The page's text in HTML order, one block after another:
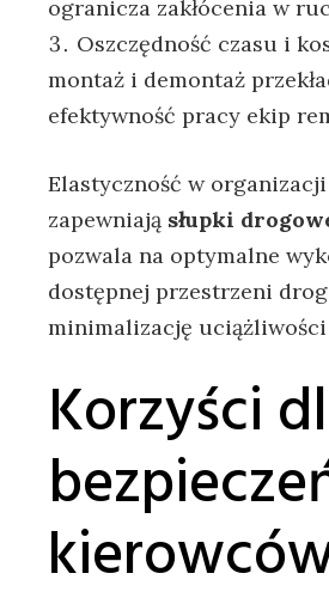
ogranicza zakłócenia w
Oszczędność czasu i
montaż i demontaż
efektywność pracy ekip
Elastyczność w
zapewniają słupki
pozwala na optymalne
dostępnej przestrzeni
minimalizację
Korzyści